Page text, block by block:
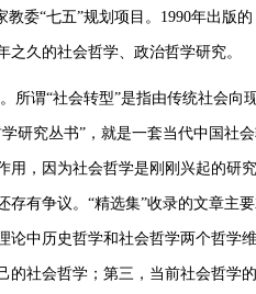
委“七五”规划项目。1990年出版
久的社会哲学、政治哲学研究。
所谓“社会转型”是指由传统社会向
研究丛书”，就是一套当代中国社
，因为社会哲学是刚刚兴起的研
有争议。“精选集”收录的文章主
中历史哲学和社会哲学两个哲学
社会哲学；第三，当前社会哲学